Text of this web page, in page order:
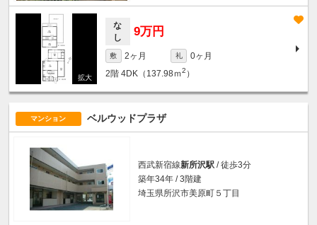
な
し
9万円
敷 2ヶ月 礼
0ヶ月
2階 4DK（137.98ｍ2 ）
マンション ベルウッドプラザ
西武新宿線新所沢駅 / 徒歩3分
築年34年 / 3階建
埼玉県所沢市美原町５丁目